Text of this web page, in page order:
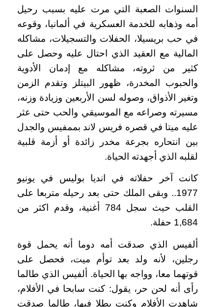
السنوات الصعبة التي مرت عليه بسبب رحيل
أمه وذهابه للخدمة العسكرية في ألمانيا، وقوعه
في حب بريسيلا، الحفلات والتسجيلات، مشاكله
المالية مع العقيد الذي احتال عليه وحصل على
كثير من ثروته، مشاكله مع إدمان الأدوية
والحبوب المخدرة، ظهور البيتلز وتقدم الزمن
وتغير الأذواق، وصوله لسن الأربعين وزيادة وزنه،
مسيرته وصراعه مع الموسيقي والحب حتى عثر
عليه ميتا في قصره فريس لاند بممفيس والجدل
بين انتحاره بجرعة مخدر زائدة أو أزمة قلبية
لقلبه الذي أجهدته الحياة.
كانت آخر حفلاته في انديا بوليس في يونيو
1977.. وبقى الملك حتى بعد رحيله متربعا على
القلب حيث سجل 784 أغنية، وقدم اكثر من
1,684 حفلة.
ألفيس الذي صدقت أمه دوما أنه يحمل قوة
رجلين، لأنه ولد بعد توأم ميت، فحصل على
قوتهما معا، وواجه بها الحياة. ألفيس الذي طالما
رأى أنه لحن حر، يقول: كنت سابحا في الأفلام،
شاهدت الأفلام وكنت بطلا فيها، طالما صدقت